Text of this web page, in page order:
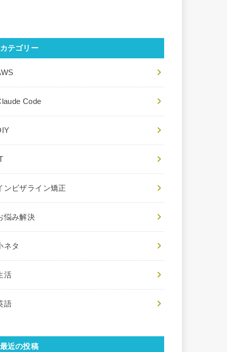
カテゴリー
Code
ンビザライン矯正
悩み解決
ネタ
活
語
最近の投稿